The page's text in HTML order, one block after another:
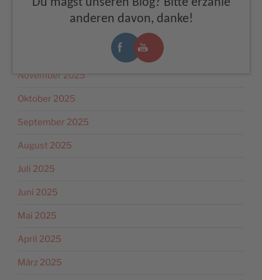
Februar 2026
November 2025
Oktober 2025
September 2025
August 2025
Juli 2025
Juni 2025
Mai 2025
April 2025
März 2025
anderen davon, danke!